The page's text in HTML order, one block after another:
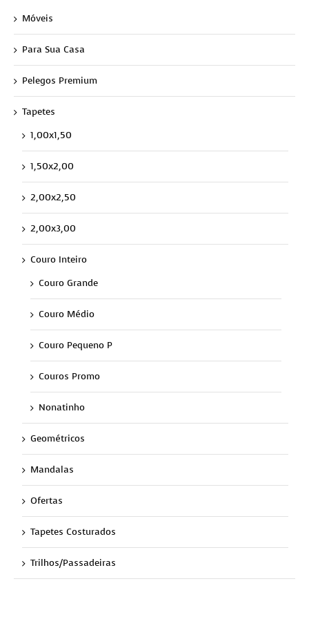
Móveis
Para Sua Casa
Pelegos Premium
Tapetes
1,00x1,50
1,50x2,00
2,00x2,50
2,00x3,00
Couro Inteiro
Couro Grande
Couro Médio
Couro Pequeno P
Couros Promo
Nonatinho
Geométricos
Mandalas
Ofertas
Tapetes Costurados
Trilhos/Passadeiras